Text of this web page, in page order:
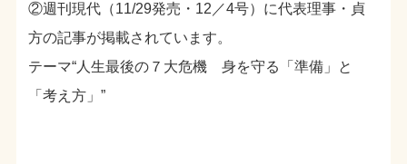
②週刊現代（11/29発売・12／4号）に代表理事・貞
方の記事が掲載されています。
テーマ“人生最後の７大危機 身を守る「準備」と
「考え方」”